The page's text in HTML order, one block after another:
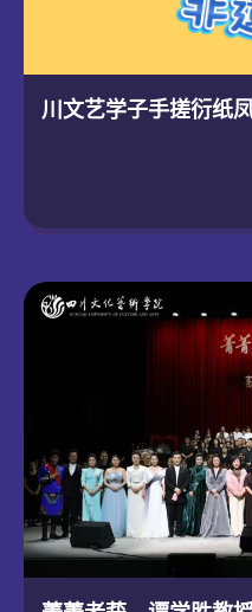
川文艺学子手搓衍纸